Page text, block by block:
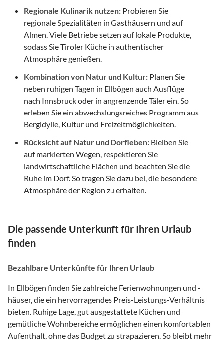
Regionale Kulinarik nutzen: Probieren Sie
regionale Spezialitäten in Gasthäusern und auf
Almen. Viele Betriebe setzen auf lokale Produkte,
sodass Sie Tiroler Küche in authentischer
Atmosphäre genießen.
Kombination von Natur und Kultur: Planen Sie
neben ruhigen Tagen in Ellbögen auch Ausflüge
nach Innsbruck oder in angrenzende Täler ein. So
erleben Sie ein abwechslungsreiches Programm aus
Bergidylle, Kultur und Freizeitmöglichkeiten.
Rücksicht auf Natur und Dorfleben: Bleiben Sie
auf markierten Wegen, respektieren Sie
landwirtschaftliche Flächen und beachten Sie die
Ruhe im Dorf. So tragen Sie dazu bei, die besondere
Atmosphäre der Region zu erhalten.
Die passende Unterkunft für Ihren Urlaub
finden
Bezahlbare Unterkünfte für Ihren Urlaub
In Ellbögen finden Sie zahlreiche Ferienwohnungen und -
häuser, die ein hervorragendes Preis-Leistungs-Verhältnis
bieten. Ruhige Lage, gut ausgestattete Küchen und
gemütliche Wohnbereiche ermöglichen einen komfortablen
Aufenthalt, ohne das Budget zu strapazieren. So bleibt mehr